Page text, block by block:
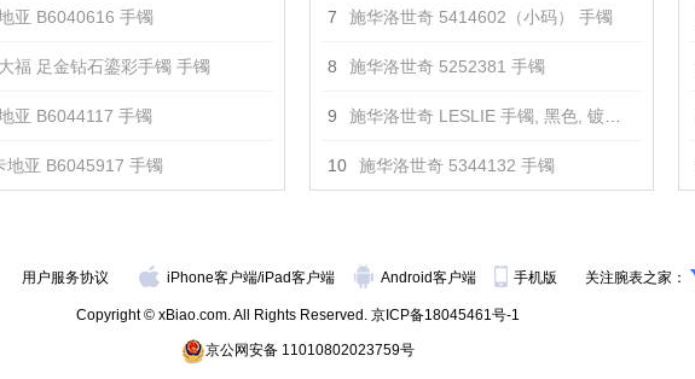
亚 B6040616 手镯
福 足金钻石鎏彩手镯 手镯
亚 B6044117 手镯
地亚 B6045917 手镯
7 施华洛世奇 5414602（小码） 手镯
8 施华洛世奇 5252381 手镯
9 施华洛世奇 LESLIE 手镯, 黑色, 镀玫瑰金色 手镯
10 施华洛世奇 5344132 手镯
用户服务协议 iPhone客户端/iPad客户端 Android客户端 手机版 关注腕表之家：
Copyright © xBiao.com. All Rights Reserved. 京ICP备18045461号-1
京公网安备 11010802023759号